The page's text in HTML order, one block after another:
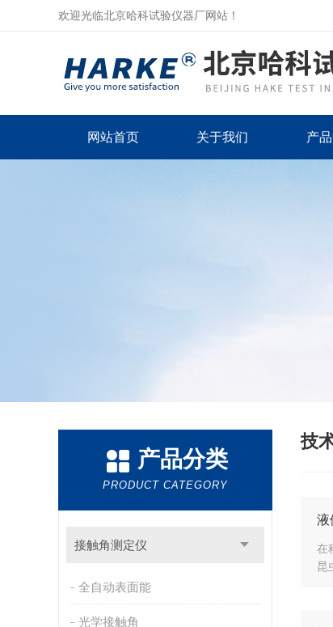
欢迎光临北京哈科试验仪器厂网站！
网站首页 关于我们 产
产品分类
PRODUCT CATEGORY
接触角测定仪
全自动表面能
光学接触角
技
液
在
昆